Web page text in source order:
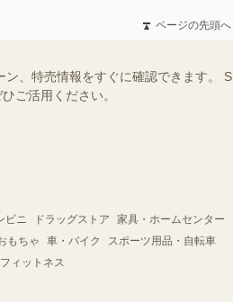
ページの先頭へ
、特売情報をすぐに確認できます。 S
ご活用ください。
ビニ ドラッグストア
家具・ホームセンター
もちゃ 車・バイク
スポーツ用品・自転車
ィットネス